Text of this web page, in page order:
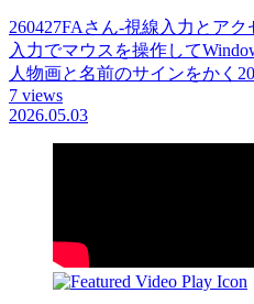
260427FAさん-視線入力とア
入力でマウスを操作して
人物画と名前のサインをかく
7 views
2026.05.03